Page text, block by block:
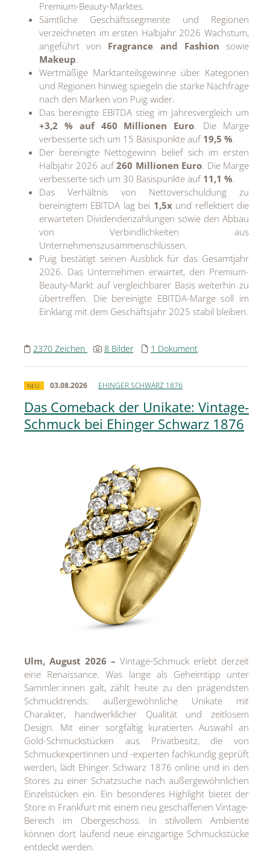
Premium-Beauty-Marktes.
Sämtliche Geschäftssegmente und Regionen
verzeichneten im ersten Halbjahr 2026 Wachstum,
angeführt von Fragrance and Fashion sowie
Makeup.
Wertmäßige Marktanteilsgewinne über Kategorien
und Regionen hinweg spiegeln die starke Nachfrage
nach den Marken von Puig wider.
Das bereinigte EBITDA stieg im Jahresvergleich um
+3,2 % auf 460 Millionen Euro. Die Marge
verbesserte sich um 15 Basispunkte auf 19,5 %.
Der bereinigte Nettogewinn belief sich im ersten
Halbjahr 2026 auf260 Millionen Euro. Die Marge
verbesserte sich um 30 Basispunkte auf 11,1 %.
Das Verhältnis von Nettoverschuldung zu
bereinigtem EBITDA lag bei 1,5xund reflektiert die
erwarteten Dividendenzahlungen sowie den Abbau
von Verbindlichkeiten aus
Unternehmenszusammenschlüssen.
Puig bestätigt seinen Ausblick für das Gesamtjahr
2026. Das Unternehmen erwartet, den Premium-
Beauty-Markt auf vergleichbarer Basis weiterhin zu
übertreffen. Die bereinigte EBITDA-Marge soll im
Einklang mit dem Geschäftsjahr 2025 stabil bleiben.
2370 Zeichen 8 Bilder 1 Dokument
NEU 03.08.2026 EHINGER SCHWARZ 1876
Das Comeback der Unikate: Vintage-
Schmuck bei Ehinger Schwarz 1876
Ulm, August 2026 – Vintage-Schmuck erlebt derzeit
eine Renaissance. Was lange als Geheimtipp unter
Sammler:innen galt, zählt heute zu den prägendsten
Schmucktrends: außergewöhnliche Unikate mit
Charakter, handwerklicher Qualität und zeitlosem
Design. Mit einer sorgfältig kuratierten Auswahl an
Gold-Schmuckstücken aus Privatbesitz, die von
Schmuckexpertinnen und -experten fachkundig geprüft
werden, lädt Ehinger Schwarz 1876 online und in den
Stores zu einer Schatzsuche nach außergewöhnlichen
Einzelstücken ein. Ein besonderes Highlight bietet der
Store in Frankfurt mit einem neu geschaffenen Vintage-
Bereich im Obergeschoss. In stilvollem Ambiente
können dort laufend neue einzigartige Schmuckstücke
entdeckt werden.